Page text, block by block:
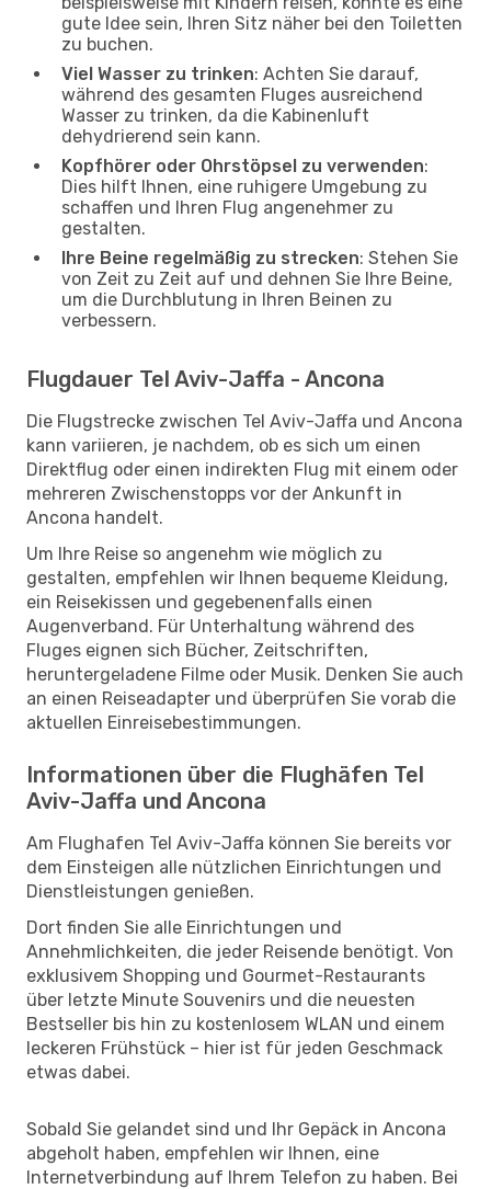
gute Idee sein, Ihren Sitz näher bei den Toiletten
zu buchen.
Viel Wasser zu trinken: Achten Sie darauf,
während des gesamten Fluges ausreichend
Wasser zu trinken, da die Kabinenluft
dehydrierend sein kann.
Kopfhörer oder Ohrstöpsel zu verwenden:
Dies hilft Ihnen, eine ruhigere Umgebung zu
schaffen und Ihren Flug angenehmer zu
gestalten.
Ihre Beine regelmäßig zu strecken: Stehen Sie
von Zeit zu Zeit auf und dehnen Sie Ihre Beine,
um die Durchblutung in Ihren Beinen zu
verbessern.
Flugdauer Tel Aviv-Jaffa - Ancona
Die Flugstrecke zwischen Tel Aviv-Jaffa und Ancona
kann variieren, je nachdem, ob es sich um einen
Direktflug oder einen indirekten Flug mit einem oder
mehreren Zwischenstopps vor der Ankunft in
Ancona handelt.
Um Ihre Reise so angenehm wie möglich zu
gestalten, empfehlen wir Ihnen bequeme Kleidung,
ein Reisekissen und gegebenenfalls einen
Augenverband. Für Unterhaltung während des
Fluges eignen sich Bücher, Zeitschriften,
heruntergeladene Filme oder Musik. Denken Sie auch
an einen Reiseadapter und überprüfen Sie vorab die
aktuellen Einreisebestimmungen.
Informationen über die Flughäfen Tel
Aviv-Jaffa und Ancona
Am Flughafen Tel Aviv-Jaffa können Sie bereits vor
dem Einsteigen alle nützlichen Einrichtungen und
Dienstleistungen genießen.
Dort finden Sie alle Einrichtungen und
Annehmlichkeiten, die jeder Reisende benötigt. Von
exklusivem Shopping und Gourmet-Restaurants
über letzte Minute Souvenirs und die neuesten
Bestseller bis hin zu kostenlosem WLAN und einem
leckeren Frühstück – hier ist für jeden Geschmack
etwas dabei.
Sobald Sie gelandet sind und Ihr Gepäck in Ancona
abgeholt haben, empfehlen wir Ihnen, eine
Internetverbindung auf Ihrem Telefon zu haben. Bei